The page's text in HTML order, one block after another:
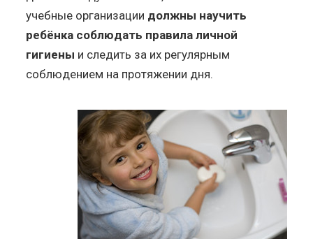
учебные организации должны научить
ребёнка соблюдать правила личной
гигиены и следить за их регулярным
соблюдением на протяжении дня.